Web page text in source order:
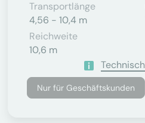
Transportlänge
4,56 - 10,4 m
Reichweite
10,6 m
Nur für Geschäftskunden